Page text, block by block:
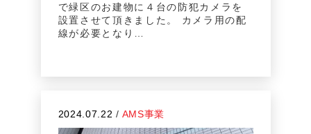
で緑区のお建物に４台の防犯カメラを
設置させて頂きました。 カメラ用の配
線が必要となり…
2024.07.22 / AMS事業